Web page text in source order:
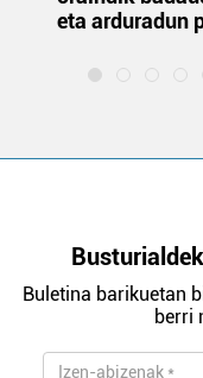
eta arduradun
Buletina barikuetan
berri